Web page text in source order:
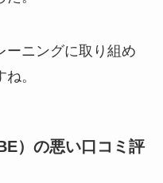
ーニングに取り組め
。
）の悪い口コミ評